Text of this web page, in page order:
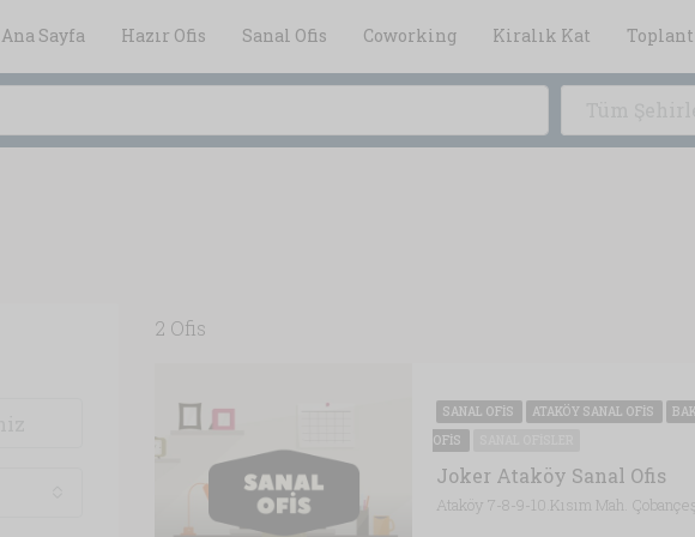
Ana Sayfa Hazır Ofis Sanal Ofis Coworking Kiralık Kat
2 Ofis
SANAL OFIS ATAKÖY SANAL OFIS
OFIS
Joker Ataköy Sanal Ofis